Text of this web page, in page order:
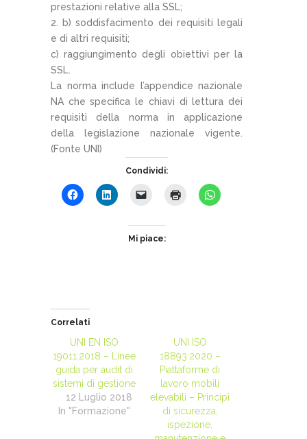
prestazioni relative alla SSL;
b) soddisfacimento dei requisiti legali
e di altri requisiti;
c) raggiungimento degli obiettivi per la
SSL.
La norma include l’appendice nazionale
NA che specifica le chiavi di lettura dei
requisiti della norma in applicazione
della legislazione nazionale vigente.
(Fonte UNI)
Condividi:
Mi piace:
Correlati
UNI EN ISO
19011:2018 – Linee
guida per audit di
sistemi di gestione
12 Luglio 2018
In "Formazione"
UNI ISO
18893:2020 –
Piattaforme di
lavoro mobili
elevabili – Principi
di sicurezza,
ispezione,